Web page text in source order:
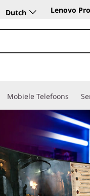
Dutch Lenovo Pro
Mobiele Telefoons